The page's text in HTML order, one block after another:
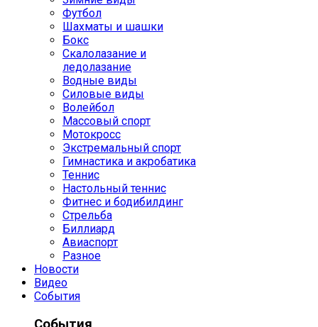
Футбол
Шахматы и шашки
Бокс
Скалолазание и
ледолазание
Водные виды
Силовые виды
Волейбол
Массовый спорт
Мотокросс
Экстремальный спорт
Гимнастика и акробатика
Теннис
Настольный теннис
Фитнес и бодибилдинг
Стрельба
Биллиард
Авиаспорт
Разное
Новости
Видео
События